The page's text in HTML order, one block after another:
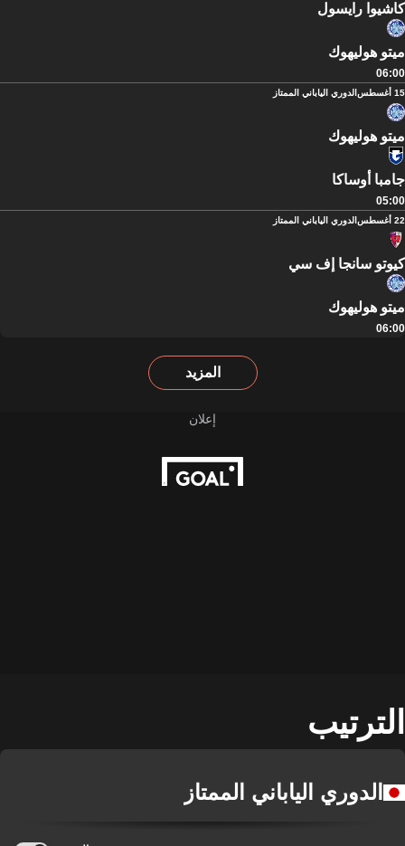
كاشيوا رايسول
ميتو هوليهوك
06:00
15 أغسطس الدوري الياباني الممتاز
ميتو هوليهوك
جامبا أوساكا
05:00
22 أغسطس الدوري الياباني الممتاز
كيوتو سانجا إف سي
ميتو هوليهوك
06:00
المزيد
الترتيب
الدوري الياباني الممتاز